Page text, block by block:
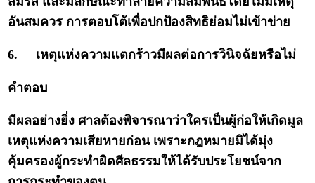
อันสมควร การตอบโต้เพื่อปกป้องสิทธิย่อมไม่เข้าข่าย
6. เหตุแห่งความแตกร้าวมีผลต่อการวินิจฉัยหรือไม่
คำตอบ
มีผลอย่างยิ่ง ศาลต้องพิจารณาว่าใครเป็นผู้ก่อให้เกิดมูล
เหตุแห่งความเสียหายก่อน เพราะกฎหมายมิได้มุ่ง
คุ้มครองผู้กระทำผิดศีลธรรมให้ได้รับประโยชน์จาก